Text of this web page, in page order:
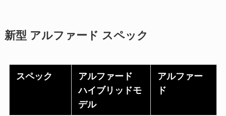
新型 アルファード スペック
スペック
アルファード
ハイブリッドモ
デル
アルファー
ド